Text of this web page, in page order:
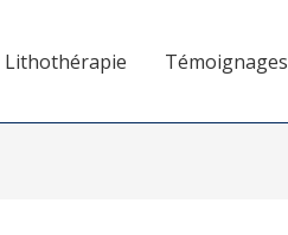
Lithothérapie Témoignages